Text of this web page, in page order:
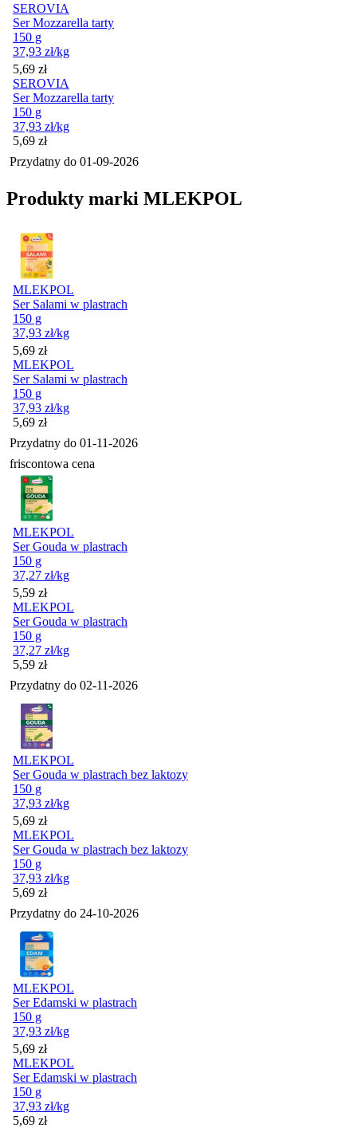
SEROVIA
Ser Mozzarella tarty
150 g
37,93 zł/kg
Cena
5,69 zł
SEROVIA
Ser Mozzarella tarty
150 g
37,93 zł/kg
Cena
5,69 zł
Przydatny do 01-09-2026
Produkty marki MLEKPOL
MLEKPOL
Ser Salami w plastrach
150 g
37,93 zł/kg
Cena
5,69 zł
MLEKPOL
Ser Salami w plastrach
150 g
37,93 zł/kg
Cena
5,69 zł
Przydatny do 01-11-2026
friscontowa cena
MLEKPOL
Ser Gouda w plastrach
150 g
37,27 zł/kg
Cena
5,59 zł
MLEKPOL
Ser Gouda w plastrach
150 g
37,27 zł/kg
Cena
5,59 zł
Przydatny do 02-11-2026
MLEKPOL
Ser Gouda w plastrach bez laktozy
150 g
37,93 zł/kg
Cena
5,69 zł
MLEKPOL
Ser Gouda w plastrach bez laktozy
150 g
37,93 zł/kg
Cena
5,69 zł
Przydatny do 24-10-2026
MLEKPOL
Ser Edamski w plastrach
150 g
37,93 zł/kg
Cena
5,69 zł
MLEKPOL
Ser Edamski w plastrach
150 g
37,93 zł/kg
Cena
5,69 zł